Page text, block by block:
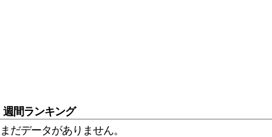
週間ランキング
まだデータがありません。